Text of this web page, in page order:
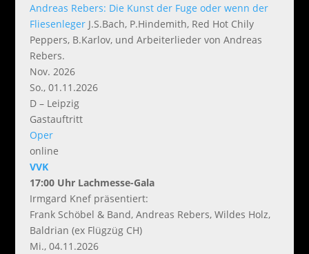
Andreas Rebers: Die Kunst der Fuge oder wenn der
Fliesenleger J.S.Bach, P.Hindemith, Red Hot Chily
Peppers, B.Karlov, und Arbeiterlieder von Andreas
Rebers.
Nov. 2026
So., 01.11.2026
D – Leipzig
Gastauftritt
Oper
online
VVK
17:00 Uhr Lachmesse-Gala
Irmgard Knef präsentiert:
Frank Schöbel & Band, Andreas Rebers, Wildes Holz,
Baldrian (ex Flügzüg CH)
Mi., 04.11.2026